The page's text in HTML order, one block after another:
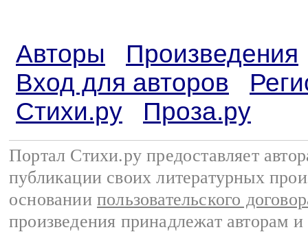
Авторы
Произведения
Вход для авторов
Стихи.ру
Проза.ру
Портал Стихи.ру предоставляет
публикации своих литературных
основании пользовательского
произведения принадлежат авторам